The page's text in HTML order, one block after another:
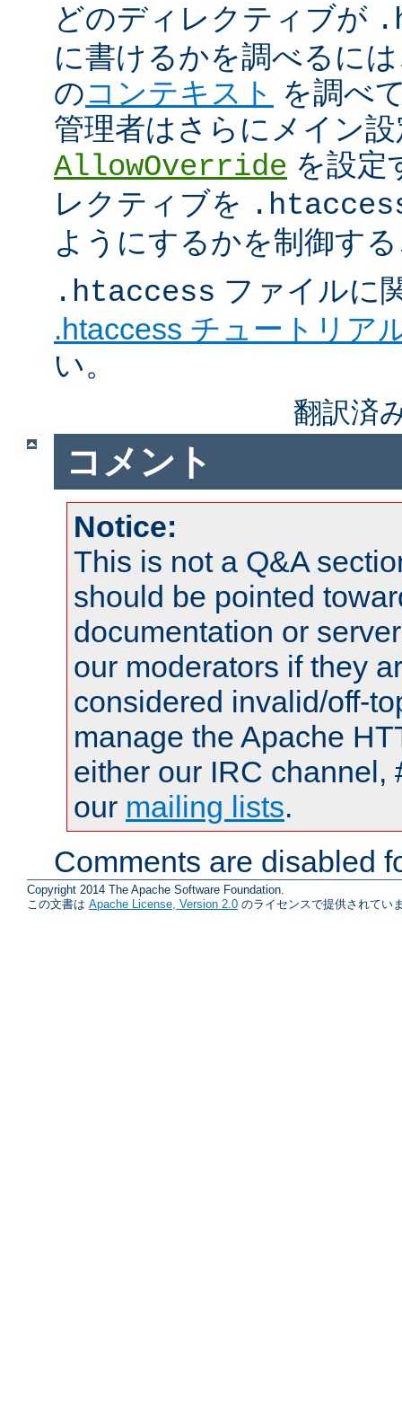
どのディレクティブが
に書けるかを調べるに
のコンテキスト を調べ
管理者はさらにメイン
AllowOverride を設定
レクティブを
ようにするかを制御す
.htaccess ファイルに
.htaccess チュートリア
い。
翻訳済
コメント
Notice:
This is not a Q&A
should be pointed
documentation or
our moderators if they
considered invalid/off-
manage the Apache
either our IRC channel,
our mailing lists.
Comments are disabled
Copyright 2014 The Apache Software Foundation.
この文書は Apache License, Version 2.0 のライセンスで提供されてい